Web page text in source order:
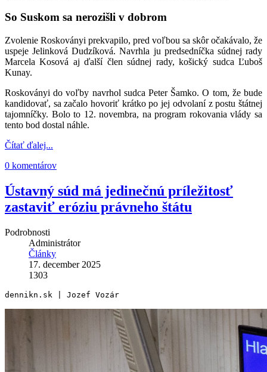
So Suskom sa nerozišli v dobrom
Zvolenie Roskoványi prekvapilo, pred voľbou sa skôr očakávalo, že
uspeje Jelinková Dudzíková. Navrhla ju predsedníčka súdnej rady
Marcela Kosová aj ďalší člen súdnej rady, košický sudca Ľuboš
Kunay.
Roskoványi do voľby navrhol sudca Peter Šamko. O tom, že bude
kandidovať, sa začalo hovoriť krátko po jej odvolaní z postu štátnej
tajomníčky. Bolo to 12. novembra, na program rokovania vlády sa
tento bod dostal náhle.
Čítať ďalej...
0 komentárov
Ústavný súd má jedinečnú príležitosť
zastaviť eróziu právneho štátu
Podrobnosti
Administrátor
Články
17. december 2025
1303
dennikn.sk | Jozef Vozár